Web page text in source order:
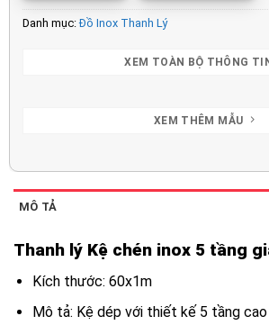
Danh mục:Đồ Inox Thanh Lý
XEM TOÀN BỘ THÔNG
XEM THÊM MẪU
MÔ TẢ
Thanh lý Kệ chén inox 5 tầng
Kích thước: 60x1m
Mô tả: Kệ dép với thiết kế 5 tầng